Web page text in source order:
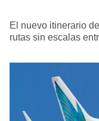
El nuevo itinerario
rutas sin escalas